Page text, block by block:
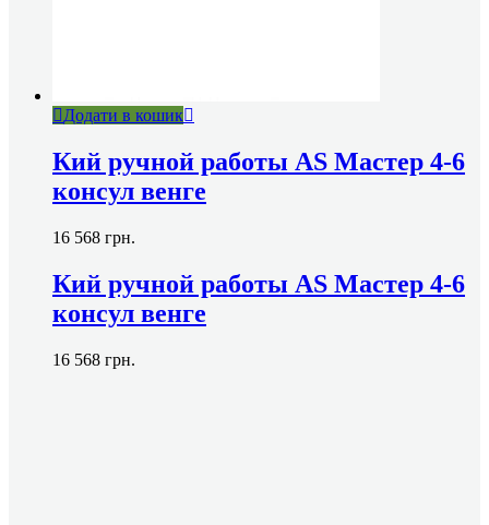
Додати в кошик
Кий ручной работы AS Мастер 4-6
консул венге
16 568 грн.
Кий ручной работы AS Мастер 4-6
консул венге
16 568 грн.